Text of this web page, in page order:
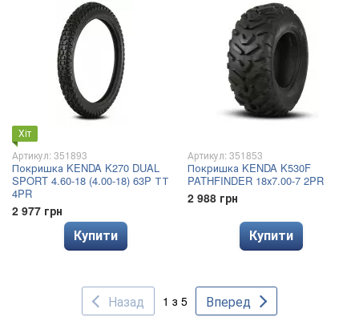
Хіт
Артикул: 351893
Покришка KENDA K270 DUAL
SPORT 4.60-18 (4.00-18) 63P ТТ
4PR
2 977 грн
Купити
Артикул: 351853
Покришка KENDA K530F
PATHFINDER 18х7.00-7 2PR
2 988 грн
Купити
Назад 1 з 5 Вперед